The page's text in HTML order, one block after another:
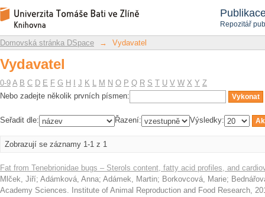
Repozitář
Vydavatel
Repozitář DSpace/Manakin
Domovská stránka DSpace → Vydavatel
Vydavatel
0-9 A B C D E F G H J K L M N O P Q R S T U V W X Y Z
Nebo zadejte několik prvních písmen:
Seřadit dle: Řazení: Výsledky:
Zobrazují se záznamy 1-1 z 1
Fat from Tenebrionidae bugs – Sterols content, fatty acid profiles, and
Mlček, Jiří; Adámková, Anna; Adámek, Martin; Borkovcová, Marie;
Academy Sciences. Institute of Animal Reproduction and Food Research,